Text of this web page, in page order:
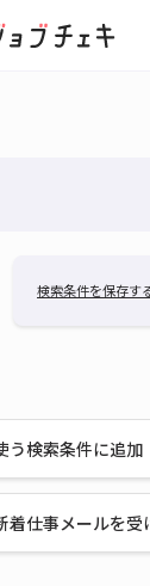
検索条件を保存す
う検索条件に追加
着仕事メールを受